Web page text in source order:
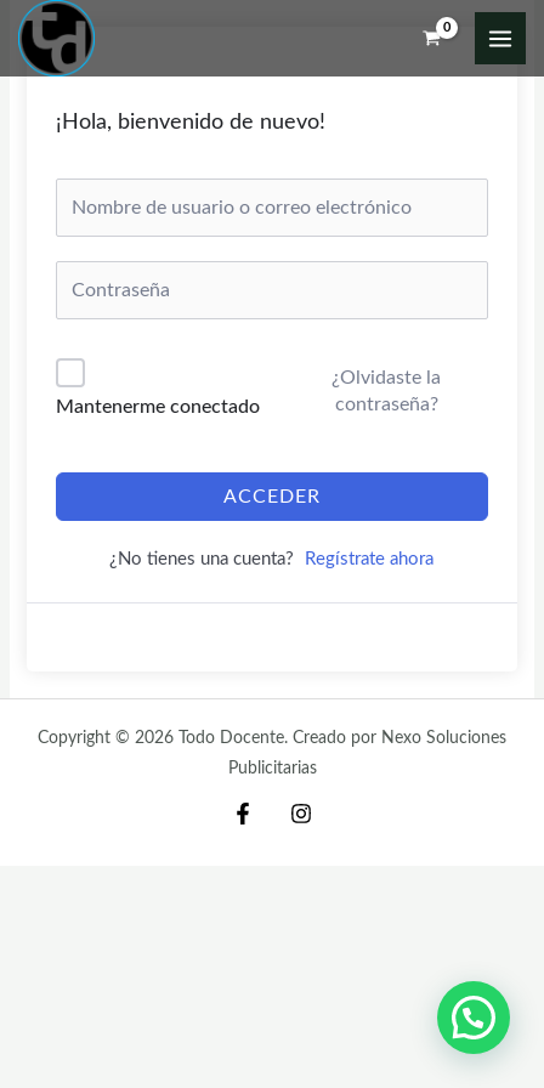
contenido
¡Hola, bienvenido de nuevo!
Mantenerme conectado
¿Olvidaste la
contraseña?
ACCEDER
¿No tienes una cuenta? Regístrate ahora
Copyright © 2026 Todo Docente. Creado por Nexo Soluciones
Publicitarias